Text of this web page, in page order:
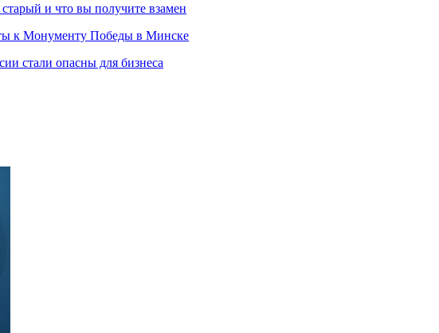
и что вы получите взамен
к Монументу Победы в Минске
стали опасны для бизнеса